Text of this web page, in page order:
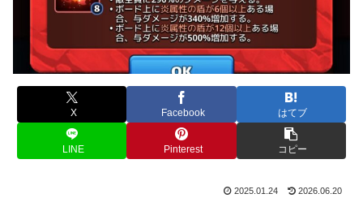
X Facebook はてブ
LINE Pinterest コピー
2025.01.24 2026.06.20